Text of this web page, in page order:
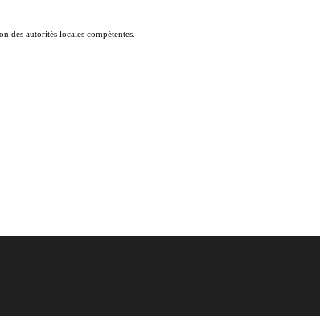
des autorités locales compétentes.